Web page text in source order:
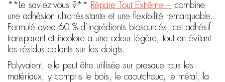
**Le saviez-vous ?** Répare Tout Extrême + combine
une adhésion ultra-résistante et une flexibilité remarquable.
Formulé avec 60 % d’ingrédients biosourcés, cet adhésif
transparent et incolore a une odeur légère, tout en évitant
les résidus collants sur les doigts.
Polyvalent, elle peut être utilisée sur presque tous les
matériaux, y compris le bois, le caoutchouc, le métal, la